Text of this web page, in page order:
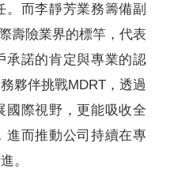
而李靜芳業務籌備副
壽險業界的標竿，代表
承諾的肯定與專業的認
夥伴挑戰MDRT，透過
國際視野，更能吸收全
進而推動公司持續在專
。